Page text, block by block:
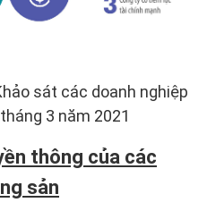
sát các doanh nghiệp
3 năm 2021
thông của các
sản